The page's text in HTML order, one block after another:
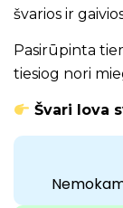
švarios ir
Pasirūpinta
tiesiog nori
Švari lova